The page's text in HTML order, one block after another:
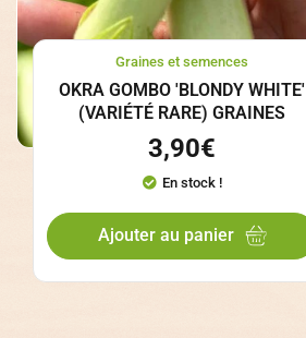
Graines et semences
OKRA GOMBO 'BLONDY WHITE'
(VARIÉTÉ RARE) GRAINES
3,90€
En stock !
Ajouter au panier